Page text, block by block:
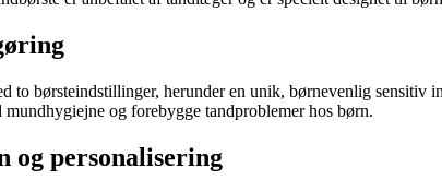
to børsteindstillinger, herunder en unik, børnevenlig
og forebygge tandproblemer hos børn.
og personalisering